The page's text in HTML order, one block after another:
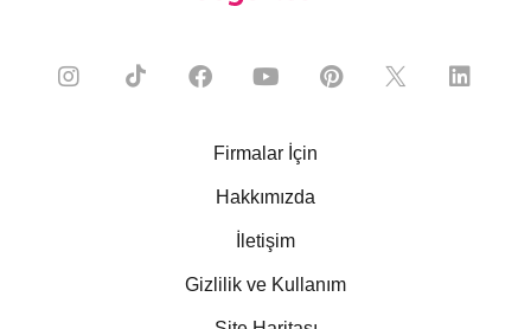
Firmalar İçin
Hakkımızda
İletişim
Gizlilik ve Kullanım